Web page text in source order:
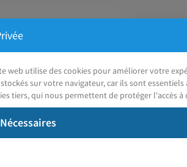
(RGPD)
web utilise des cookies pour améliorer votre
sur votre navigateur, car ils sont
tiers, qui nous permettent de protéger l'accès à